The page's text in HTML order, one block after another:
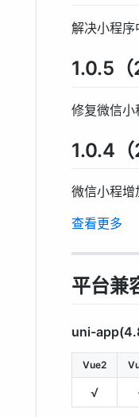
解决小程序
1.0.5
修复微信小
1.0.4
微信小程增
查看更多
平台兼
uni-
Vue2
√